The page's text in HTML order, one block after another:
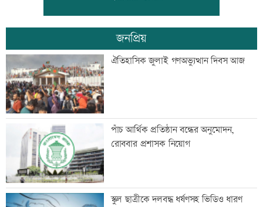
এসএসসির ফল প্রকাশ, পাসের হার ৬২.২৫
শতাংশ
দুপুরের মধ্যে বজ্রসহ বৃষ্টির আভাস
টেলিভিশনে আজকের যত খেলা
জনপ্রিয়
ঐতিহাসিক জুলাই গণঅভ্যুত্থান দিবস আজ
পাঁচ আর্থিক প্রতিষ্ঠান বন্ধের অনুমোদন,
রোববার প্রশাসক নিয়োগ
স্কুল ছাত্রীকে দলবদ্ধ ধর্ষণসহ ভিডিও ধারণ